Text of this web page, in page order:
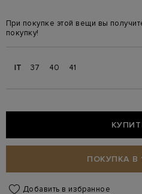
При покупке этой вещи вы
покупку!
IT 37 40 41
ПОКУПКА В
Добавить в избранное